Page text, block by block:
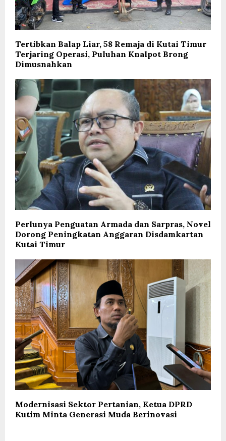
Tertibkan Balap Liar, 58 Remaja di Kutai Timur
Terjaring Operasi, Puluhan Knalpot Brong
Dimusnahkan
Perlunya Penguatan Armada dan Sarpras, Novel
Dorong Peningkatan Anggaran Disdamkartan
Kutai Timur
Modernisasi Sektor Pertanian, Ketua DPRD
Kutim Minta Generasi Muda Berinovasi